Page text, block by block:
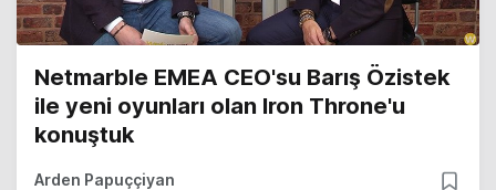
Netmarble EMEA CEO'su Barış Özistek
ile yeni oyunları olan Iron Throne'u
konuştuk
Arden Papuççiyan